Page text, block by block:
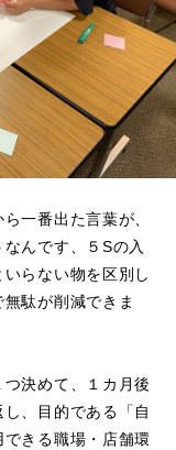
一番出た言葉が、
んです、５Sの入
らない物を区別し
駄が削減できま
決めて、１カ月後
、目的である「自
きる職場・店舗環